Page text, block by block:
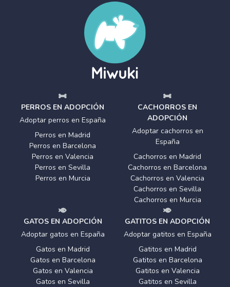
PERROS EN ADOPCIÓN
Adoptar perros en España
Perros en Madrid
Perros en Barcelona
Perros en Valencia
Perros en Sevilla
Perros en Murcia
CACHORROS EN
ADOPCIÓN
Adoptar cachorros en
España
Cachorros en Madrid
Cachorros en Barcelona
Cachorros en Valencia
Cachorros en Sevilla
Cachorros en Murcia
GATOS EN ADOPCIÓN
Adoptar gatos en España
Gatos en Madrid
Gatos en Barcelona
Gatos en Valencia
Gatos en Sevilla
GATITOS EN ADOPCIÓN
Adoptar gatitos en España
Gatitos en Madrid
Gatitos en Barcelona
Gatitos en Valencia
Gatitos en Sevilla